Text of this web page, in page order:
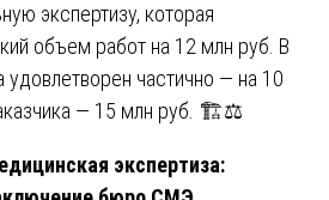
экспертизу, которая
объем работ на 12 млн руб. В
удовлетворен частично — на 10
— 15 млн руб. 🏗️⚖️
экспертиза: